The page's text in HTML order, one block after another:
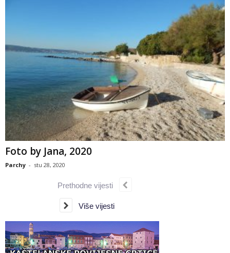
Foto by Jana, 2020
Parchy - stu 28, 2020
Prethodne vijesti
Više vijesti